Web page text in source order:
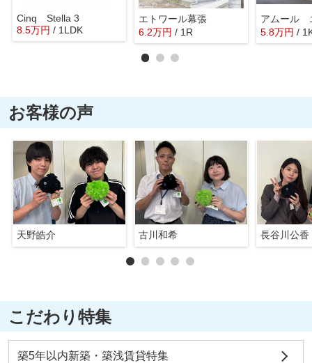
Cinq Stella 3
8.5万円 / 1LDK
エトワール幕張
6.2万円 / 1R 5.8万円 /
お客様の声
天野皓介 古川和希 長谷川公香
こだわり特集
築5年以内新築・築浅賃貸特集